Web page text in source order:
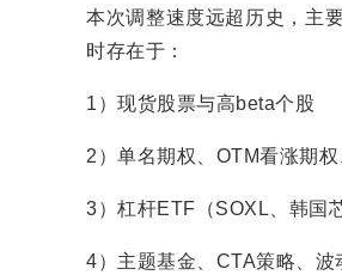
本次调整速度远超历史，主
时存在于：
1）现货股票与高beta个股
2）单名期权、OTM看涨期
3）杠杆ETF（SOXL、韩国
4）主题基金、CTA策略、波